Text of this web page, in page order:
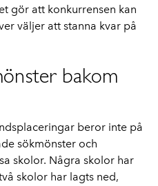
gör att konkurrensen kan
väljer att stanna kvar på
bakom
beror inte på
sökmönster och
skolor. Några skolor har
skolor har lagts ned,